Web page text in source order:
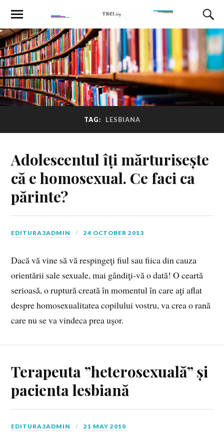
TAG: LESBIANA
Adolescentul îți mărturisește
că e homosexual. Ce faci ca
părinte?
EDITURA3ADMIN 24 OCTOBER 2013
Dacă vă vine să vă respingeţi fiul sau fiica din cauza
orientării sale sexuale, mai gândiţi-vă o dată! O ceartă
serioasă, o ruptură creată în momentul în care aţi aflat
despre homosexualitatea copilului vostru, va crea o rană
care nu se va vindeca prea uşor.
Terapeuta ”heterosexuală” și
pacienta lesbiană
EDITURA3ADMIN 21 MAY 2010